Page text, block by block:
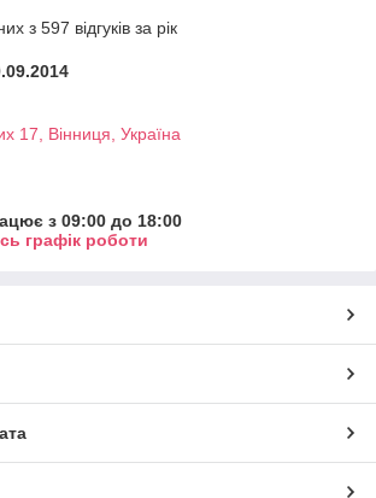
з 597 відгуків за рік
17, Вінниця, Україна
з 09:00 до 18:00
графік роботи